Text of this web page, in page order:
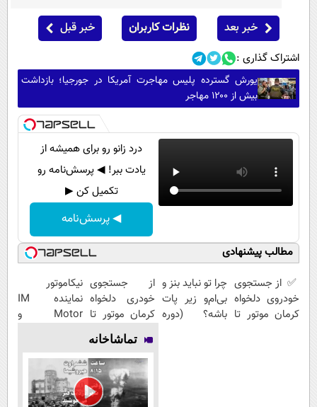
خبر بعد نظرات کاربران خبر قبل
اشتراک گذاری :
یورش گسترده پلیس مهاجرت آمریکا در جورجیا؛ بازداشت
بیش از ۱۲۰۰ مهاجر
درد زانو رو برای همیشه از
یادت ببر! ◀ پرسش‌نامه رو
تکمیل کن ▶
◀ پرسش‌نامه
مطالب پیشنهادی
✅ از جستجوی
خودروی دلخواه
کرمان موتور تا
چرا تو نباید بنز و
بی‌ام‌و زیر پات
باشه؟ (دوره
از جستجوی
خودری دلخواه
کرمان موتور تا
فروش آن،
ساده، بی
واسطه و
مستقیم
نیکاموتور
نماینده IM
Motor و
تماشاخانه